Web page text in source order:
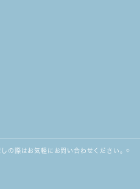
の際はお気軽にお問い合わせください。©